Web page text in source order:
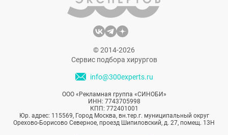
© 2014-2026
Сервис подбора хирургов
info@300experts.ru
ООО «Рекламная группа «СИНОБИ»
ИНН: 7743705998
КПП: 772401001
Юр. адрес: 115569, Город Москва, вн.тер.г. муниципальный округ
Орехово-Борисово Северное, проезд Шипиловский, д. 27, помещ. 13Н